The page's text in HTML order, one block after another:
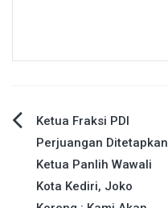
Navigasi
pos
Ketua Fraksi PDI
Perjuangan Ditetapkan
Ketua Panlih Wawali
Kota Kediri, Joko